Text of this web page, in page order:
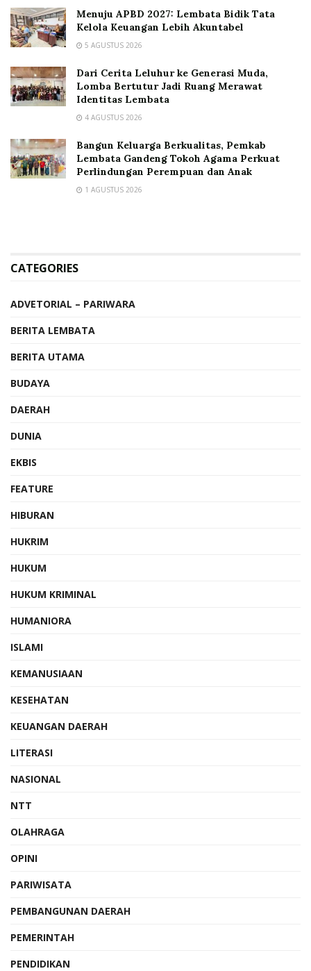
Menuju APBD 2027: Lembata Bidik Tata
Kelola Keuangan Lebih Akuntabel
5 AGUSTUS 2026
Dari Cerita Leluhur ke Generasi Muda,
Lomba Bertutur Jadi Ruang Merawat
Identitas Lembata
4 AGUSTUS 2026
Bangun Keluarga Berkualitas, Pemkab
Lembata Gandeng Tokoh Agama Perkuat
Perlindungan Perempuan dan Anak
1 AGUSTUS 2026
CATEGORIES
ADVETORIAL – PARIWARA
BERITA LEMBATA
BERITA UTAMA
BUDAYA
DAERAH
DUNIA
EKBIS
FEATURE
HIBURAN
HUKRIM
HUKUM
HUKUM KRIMINAL
HUMANIORA
ISLAMI
KEMANUSIAAN
KESEHATAN
KEUANGAN DAERAH
LITERASI
NASIONAL
NTT
OLAHRAGA
OPINI
PARIWISATA
PEMBANGUNAN DAERAH
PEMERINTAH
PENDIDIKAN